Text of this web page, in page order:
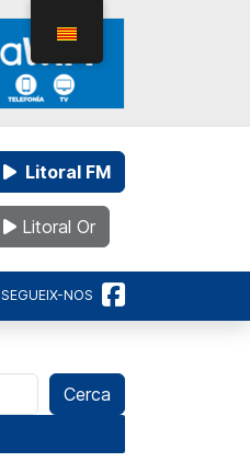
Litoral FM
Litoral Or
SEGUEIX-NOS
Cerca